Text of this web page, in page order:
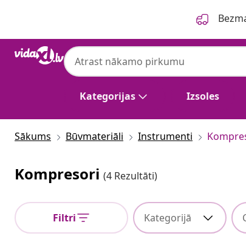
Kategorijas Izsoles
Sākums Būvmateriāli Instrumenti
Kompresori (4 Rezultāti)
Filtri Kategorijā